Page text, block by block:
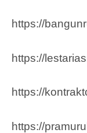
https://
https://
https://
https://